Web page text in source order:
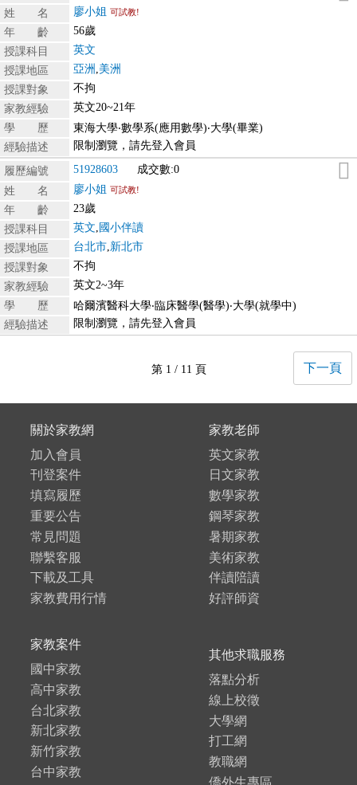
姓 名
廖小姐 可試教!
年 齡
56歲
授課科目
英文
授課地區
亞洲 美洲
授課對象
不拘
家教經驗
英文20~21年
學 歷
東海大學‧數學系(應用數學)‧大學(畢業)
經驗描述
限制瀏覽，請先登入會員
履歷編號 51928603
成交數:0
姓 名
廖小姐 可試教!
年 齡
23歲
授課科目
英文 國小伴讀
授課地區
台北市 新北市
授課對象
不拘
家教經驗
英文2~3年
學 歷
哈爾濱醫科大學‧臨床醫學(醫學)‧大學(就學中)
經驗描述
限制瀏覽，請先登入會員
第 1 / 11 頁 下一頁
關於家教網
加入會員
刊登案件
填寫履歷
重要公告
常見問題
聯繫客服
下載及工具
家教費用行情
家教老師
英文家教
日文家教
數學家教
鋼琴家教
暑期家教
美術家教
伴讀陪讀
好評師資
家教案件
國中家教
高中家教
台北家教
新北家教
新竹家教
台中家教
其他求職服務
落點分析
線上校徵
大學網
打工網
教職網
僑外生專區